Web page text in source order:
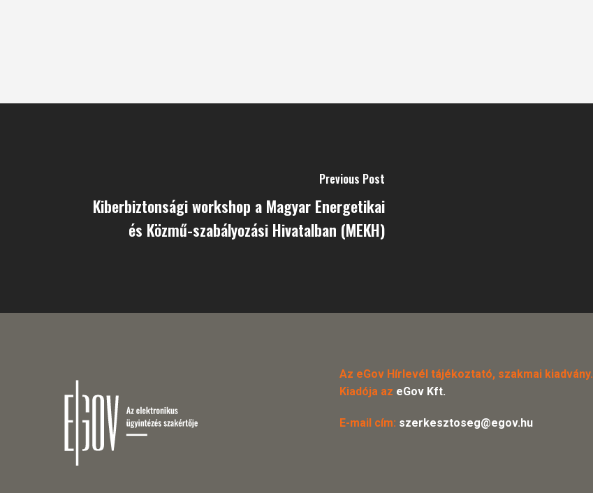
Previous Post
Kiberbiztonsági workshop a Magyar Energetikai
és Közmű-szabályozási Hivatalban (MEKH)
Az eGov Hírlevél tájékoztató, szakmai kiadvány.
Kiadója az eGov Kft.
E-mail cím: szerkesztoseg@egov.hu